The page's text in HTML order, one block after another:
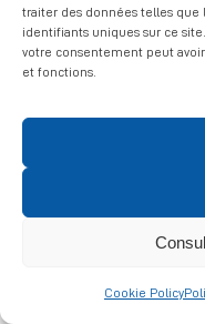
traiter des données telles
identifiants uniques sur ce
votre consentement peut
et fonctions.
Cookie Policy
Politique de